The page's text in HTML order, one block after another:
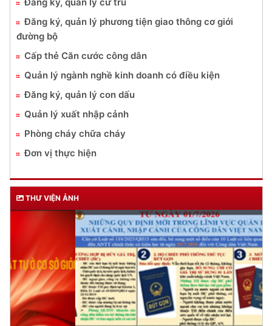
Đăng ký, quản lý phương tiện giao thông cơ giới
đường bộ
Cấp thẻ Căn cước công dân
Quản lý ngành nghề kinh doanh có điều kiện
Đăng ký, quản lý con dấu
Quản lý xuất nhập cảnh
Phòng cháy chữa cháy
Đơn vị thực hiện
THƯ VIỆN ẢNH